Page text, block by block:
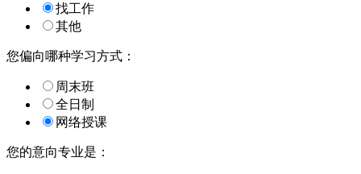
找工作
其他
您偏向哪种学习方式：
周末班
全日制
网络授课
您的意向专业是：